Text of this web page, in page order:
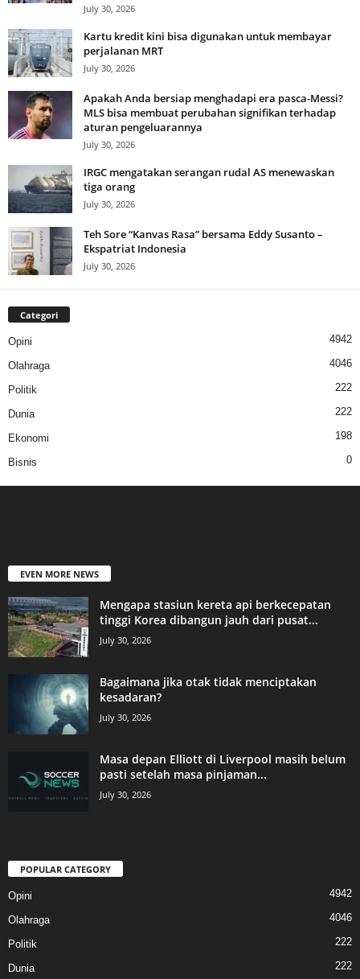
July 30, 2026
Kartu kredit kini bisa digunakan untuk membayar
perjalanan MRT
July 30, 2026
Apakah Anda bersiap menghadapi era pasca-Messi?
MLS bisa membuat perubahan signifikan terhadap
aturan pengeluarannya
July 30, 2026
IRGC mengatakan serangan rudal AS menewaskan
tiga orang
July 30, 2026
Teh Sore “Kanvas Rasa” bersama Eddy Susanto –
Ekspatriat Indonesia
July 30, 2026
Categori
Opini 4942
Olahraga 4046
Politik 222
Dunia 222
Ekonomi 198
Bisnis 0
EVEN MORE NEWS
Mengapa stasiun kereta api berkecepatan
tinggi Korea dibangun jauh dari pusat...
July 30, 2026
Bagaimana jika otak tidak menciptakan
kesadaran?
July 30, 2026
Masa depan Elliott di Liverpool masih belum
pasti setelah masa pinjaman...
July 30, 2026
POPULAR CATEGORY
Opini 4942
Olahraga 4046
Politik 222
Dunia 222